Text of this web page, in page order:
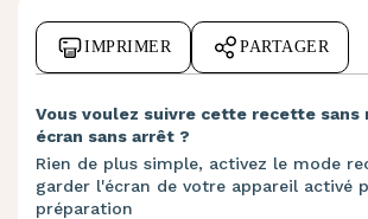
IMPRIMER PARTAGER
Vous voulez suivre cette recette
écran sans arrêt ?
Rien de plus simple, activez le mode
garder l'écran de votre appareil activé
préparation